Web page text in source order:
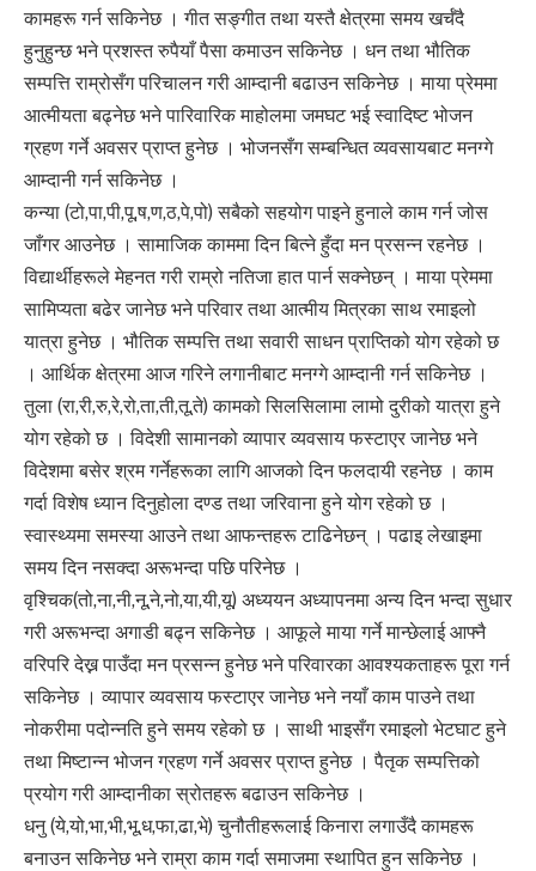
कामहरू गर्न सकिनेछ । गीत सङ्गीत तथा यस्तै क्षेत्रमा समय खर्चँदै
हुनुहुन्छ भने प्रशस्त रुपैयाँ पैसा कमाउन सकिनेछ । धन तथा भौतिक
सम्पत्ति राम्रोसँग परिचालन गरी आम्दानी बढाउन सकिनेछ । माया प्रेममा
आत्मीयता बढ्नेछ भने पारिवारिक माहोलमा जमघट भई स्वादिष्ट भोजन
ग्रहण गर्ने अवसर प्राप्त हुनेछ । भोजनसँग सम्बन्धित व्यवसायबाट मनग्गे
आम्दानी गर्न सकिनेछ ।
कन्या (टो,पा,पी,पू,ष,ण,ठ,पे,पो) सबैको सहयोग पाइने हुनाले काम गर्न जोस
जाँगर आउनेछ । सामाजिक काममा दिन बित्ने हुँदा मन प्रसन्न रहनेछ ।
विद्यार्थीहरूले मेहनत गरी राम्रो नतिजा हात पार्न सक्नेछन् । माया प्रेममा
सामिप्यता बढेर जानेछ भने परिवार तथा आत्मीय मित्रका साथ रमाइलो
यात्रा हुनेछ । भौतिक सम्पत्ति तथा सवारी साधन प्राप्तिको योग रहेको छ
। आर्थिक क्षेत्रमा आज गरिने लगानीबाट मनग्गे आम्दानी गर्न सकिनेछ ।
तुला (रा,री,रु,रे,रो,ता,ती,तू,ते) कामको सिलसिलामा लामो दुरीको यात्रा हुने
योग रहेको छ । विदेशी सामानको व्यापार व्यवसाय फस्टाएर जानेछ भने
विदेशमा बसेर श्रम गर्नेहरूका लागि आजको दिन फलदायी रहनेछ । काम
गर्दा विशेष ध्यान दिनुहोला दण्ड तथा जरिवाना हुने योग रहेको छ ।
स्वास्थ्यमा समस्या आउने तथा आफन्तहरू टाढिनेछन् । पढाइ लेखाइमा
समय दिन नसक्दा अरूभन्दा पछि परिनेछ ।
वृश्चिक(तो,ना,नी,नू,ने,नो,या,यी,यू) अध्ययन अध्यापनमा अन्य दिन भन्दा सुधार
गरी अरूभन्दा अगाडी बढ्न सकिनेछ । आफूले माया गर्ने मान्छेलाई आफ्नै
वरिपरि देख्न पाउँदा मन प्रसन्न हुनेछ भने परिवारका आवश्यकताहरू पूरा गर्न
सकिनेछ । व्यापार व्यवसाय फस्टाएर जानेछ भने नयाँ काम पाउने तथा
नोकरीमा पदोन्नति हुने समय रहेको छ । साथी भाइसँग रमाइलो भेटघाट हुने
तथा मिष्टान्न भोजन ग्रहण गर्ने अवसर प्राप्त हुनेछ । पैतृक सम्पत्तिको
प्रयोग गरी आम्दानीका स्रोतहरू बढाउन सकिनेछ ।
धनु (ये,यो,भा,भी,भू,ध,फा,ढा,भे) चुनौतीहरूलाई किनारा लगाउँदै कामहरू
बनाउन सकिनेछ भने राम्रा काम गर्दा समाजमा स्थापित हुन सकिनेछ ।